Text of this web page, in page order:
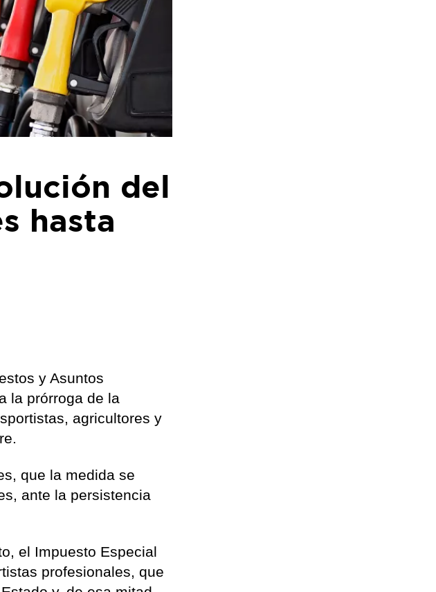
del
hasta
y Asuntos
la prórroga de la
agricultores y
que la medida se
ante la persistencia
el Impuesto Especial
profesionales, que